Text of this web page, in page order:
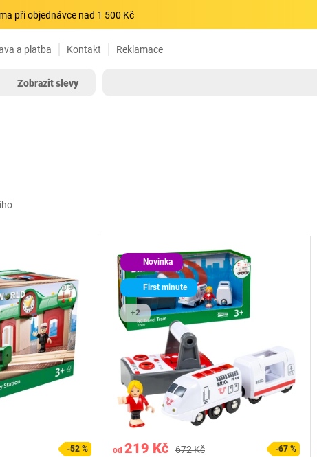
při objednávce nad 1 500 Kč
a platba Kontakt Reklamace
Zobrazit slevy
-52 %
Novinka
First minute
+2
od 219 Kč 672 Kč -67 %